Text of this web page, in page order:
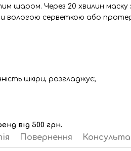
шаром. Через 20 хвилин маску
вологою серветкою або
шкіри, розгладжує;
від 500 грн.
Повернення